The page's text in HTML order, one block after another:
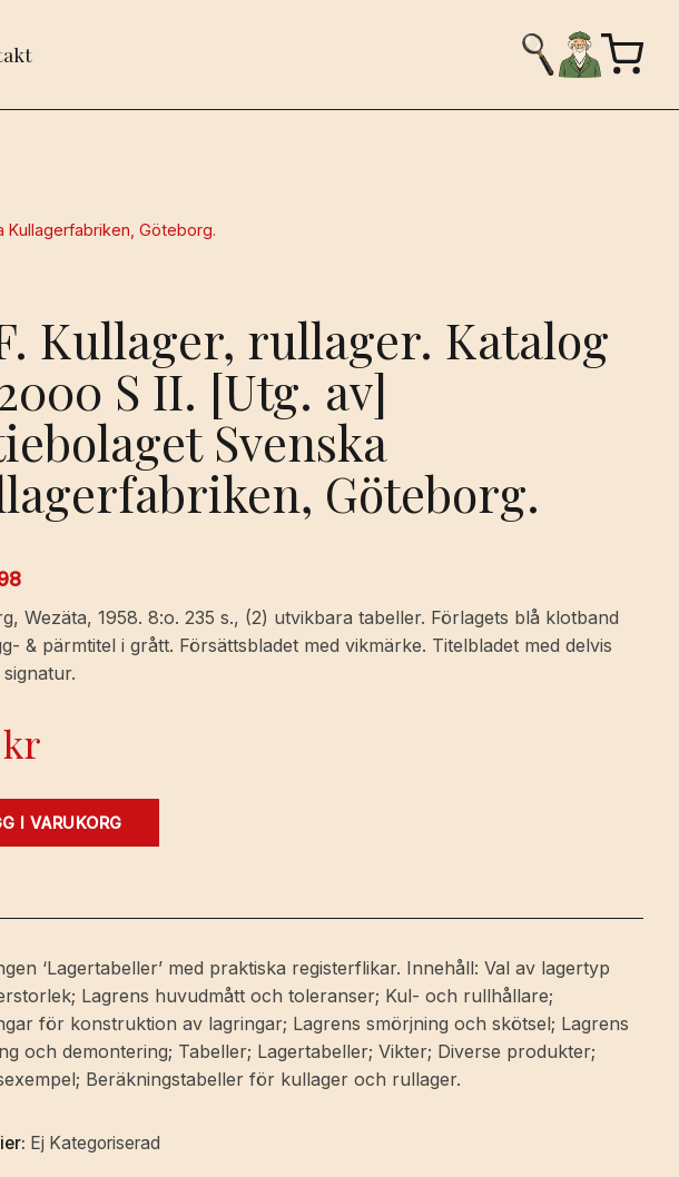
Kullagerfabriken, Göteborg.
Kullager, rullager. Katalog
S II. [Utg. av]
Svenska
Göteborg.
Wezäta, 1958. 8:o. 235 s., (2) utvikbara tabeller. Förlagets blå klotband
& pärmtitel i grått. Försättsbladet med vikmärke. Titelbladet med delvis
kr
I VARUKORG
‘Lagertabeller’ med praktiska registerflikar. Innehåll: Val av lagertyp
Lagrens huvudmått och toleranser; Kul- och rullhållare;
för konstruktion av lagringar; Lagrens smörjning och skötsel; Lagrens
och demontering; Tabeller; Lagertabeller; Vikter; Diverse produkter;
Beräkningstabeller för kullager och rullager.
Ej Kategoriserad